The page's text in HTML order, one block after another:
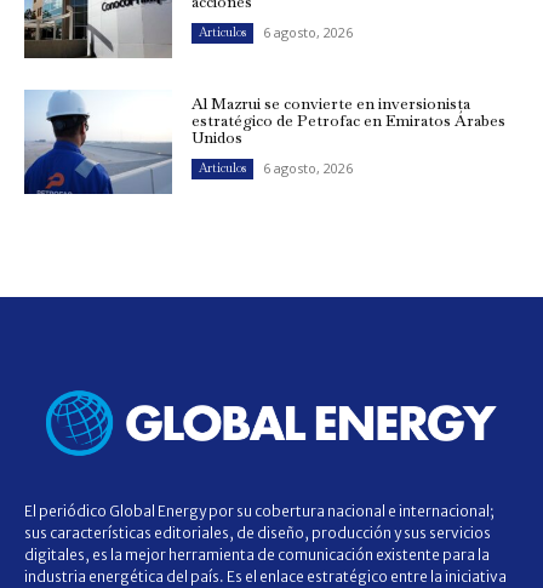
Artículos 6 agosto, 2026
Al Mazrui se convierte en inversionista
estratégico de Petrofac en Emiratos Árabes
Unidos
Artículos 6 agosto, 2026
El periódico Global Energy por su cobertura nacional e internacional;
sus características editoriales, de diseño, producción y sus servicios
digitales, es la mejor herramienta de comunicación existente para la
industria energética del país. Es el enlace estratégico entre la iniciativa